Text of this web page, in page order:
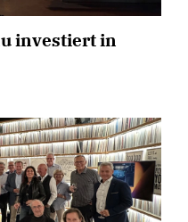
investiert in